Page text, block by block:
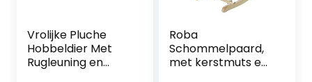
Vrolijke Pluche
Hobbeldier Met
Rugleuning en
Roba
Schommelpaard,
met kerstmuts en